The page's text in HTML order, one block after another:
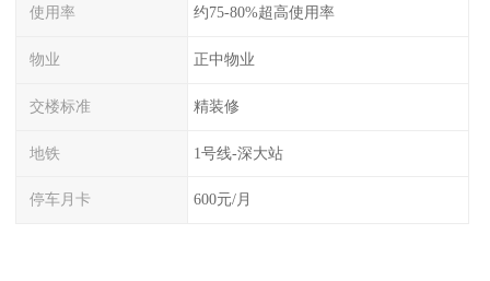
使用率 约75-80%超高使用率
物业 正中物业
交楼标准 精装修
地铁 1号线-深大站
停车月卡 600元/月